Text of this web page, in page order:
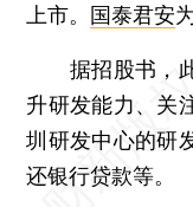
上市。 国泰君安
据招股书，此
升研发能力、关
圳研发中心的研
还银行贷款等。